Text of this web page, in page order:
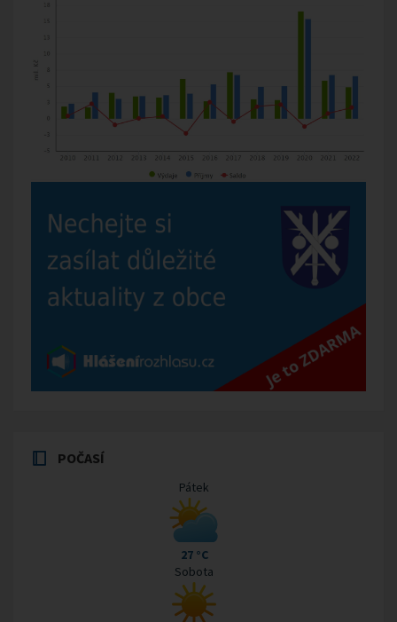
POČASÍ
Pátek
27 °C
Sobota